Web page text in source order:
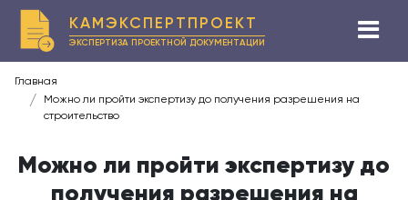
КАМЭКСПЕРТПРОЕКТ
ЭКСПЕРТИЗА ПРОЕКТНОЙ ДОКУМЕНТАЦИИ
Главная
Можно ли пройти экспертизу до получения разрешения на
строительство
Можно ли пройти экспертизу до
получения разрешения на